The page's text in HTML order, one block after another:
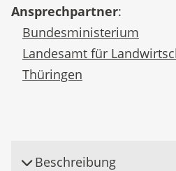
Ansprechpartner:
Bundesministerium
Landesamt für
Thüringen
Beschreibung